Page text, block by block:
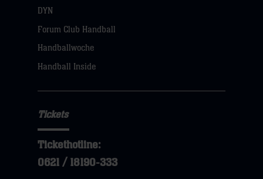
DYN
Forum Club Handball
Handballwoche
Handball Inside
Tickets
Tickethotline:
0621 / 18190-333